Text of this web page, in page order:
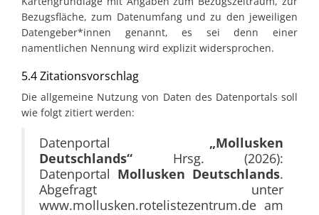
Bezugsfläche, zum Datenumfang und zu den jeweiligen
Datengeber*innen genannt, es sei denn einer
namentlichen Nennung wird explizit widersprochen.
5.4 Zitationsvorschlag
Die allgemeine Nutzung von Daten des Datenportals soll
wie folgt zitiert werden:
Datenportal „Mollusken
Deutschlands“ Hrsg. (2026):
Datenportal Mollusken Deutschlands.
Abgefragt unter
www.mollusken.rotelistezentrum.de am